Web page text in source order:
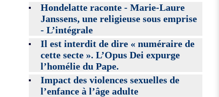
Hondelatte raconte - Marie-Laure
Janssens, une religieuse sous emprise
- L’intégrale
Il est interdit de dire « numéraire de
cette secte ». L’Opus Dei expurge
l’homélie du Pape.
Impact des violences sexuelles de
l’enfance à l’âge adulte